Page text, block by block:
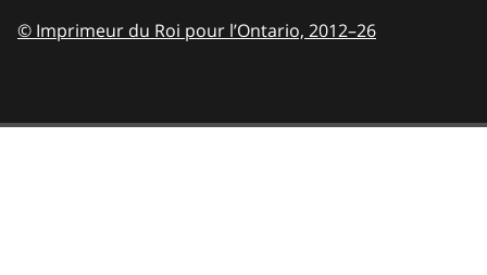
© Imprimeur du Roi pour l’Ontario, 2012–26